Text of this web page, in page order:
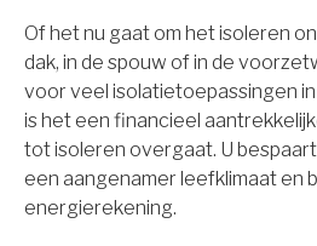
Of het nu gaat om het isoleren
dak, in de spouw of in de
voor veel isolatietoepassingen
is het een financieel
tot isoleren overgaat. U
een aangenamer leefklimaat en
energierekening.